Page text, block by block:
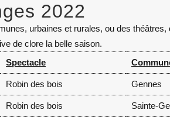
2022
urbaines et rurales, ou des
de clore la belle saison.
Spectacle
Robin des bois Gennes
Robin des bois Sainte-